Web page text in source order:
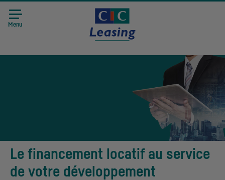
Menu
Le financement locatif au service
de votre développement